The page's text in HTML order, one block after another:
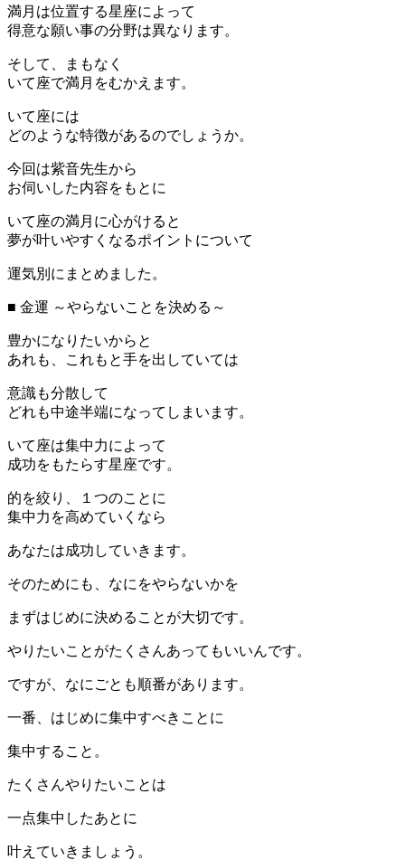
満月は位置する星座によって
得意な願い事の分野は異なります。
そして、まもなく
いて座で満月をむかえます。
いて座には
どのような特徴があるのでしょうか。
今回は紫音先生から
お伺いした内容をもとに
いて座の満月に心がけると
夢が叶いやすくなるポイントについて
運気別にまとめました。
■ 金運 ～やらないことを決める～
豊かになりたいからと
あれも、これもと手を出していては
意識も分散して
どれも中途半端になってしまいます。
いて座は集中力によって
成功をもたらす星座です。
的を絞り、１つのことに
集中力を高めていくなら
あなたは成功していきます。
そのためにも、なにをやらないかを
まずはじめに決めることが大切です。
やりたいことがたくさんあってもいいんです。
ですが、なにごとも順番があります。
一番、はじめに集中すべきことに
集中すること。
たくさんやりたいことは
一点集中したあとに
叶えていきましょう。